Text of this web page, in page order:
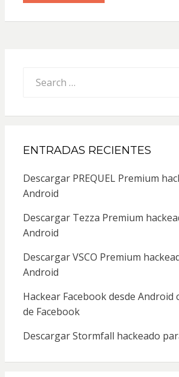
for:
ENTRADAS RECIENTES
Descargar PREQUEL Premium
Android
Descargar Tezza Premium
Android
Descargar VSCO Premium
Android
Hackear Facebook desde Android
de Facebook
Descargar Stormfall hackeado